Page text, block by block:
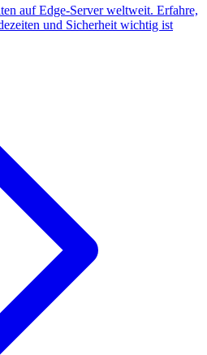
auf Edge-Server weltweit. Erfahre,
und Sicherheit wichtig ist